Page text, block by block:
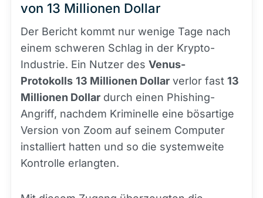
von 13 Millionen Dollar
Der Bericht kommt nur wenige Tage nach
einem schweren Schlag in der Krypto-
Industrie. Ein Nutzer des Venus-
Protokolls 13 Millionen Dollar verlor fast 13
Millionen Dollar durch einen Phishing-
Angriff, nachdem Kriminelle eine bösartige
Version von Zoom auf seinem Computer
installiert hatten und so die systemweite
Kontrolle erlangten.